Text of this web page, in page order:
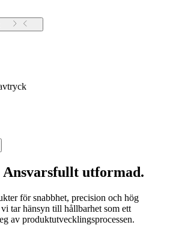
Ansvarsfullt utformad.
för snabbhet, precision och hög
tar hänsyn till hållbarhet som ett
av produktutvecklingsprocessen.